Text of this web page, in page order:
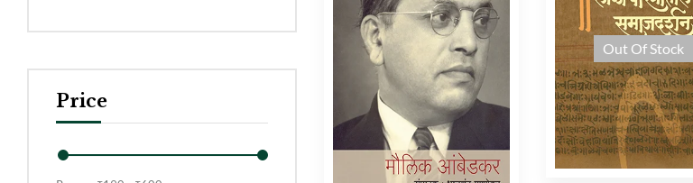
Price
Out Of Stock